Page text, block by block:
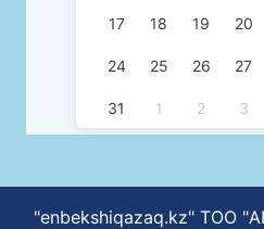
17 18 19 20
24 25 26 27
31 1 2 3
"enbekshiqazaq.kz" ТОО